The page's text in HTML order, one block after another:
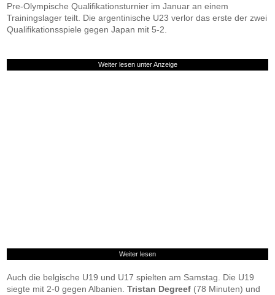
Pre-Olympische Qualifikationsturnier im Januar an einem
Trainingslager teilt. Die argentinische U23 verlor das erste der zwei
Qualifikationsspiele gegen Japan mit 5-2.
Weiter lesen unter Anzeige
Weiter lesen
Auch die belgische U19 und U17 spielten am Samstag. Die U19
siegte mit 2-0 gegen Albanien.Tristan Degreef (78 Minuten) und